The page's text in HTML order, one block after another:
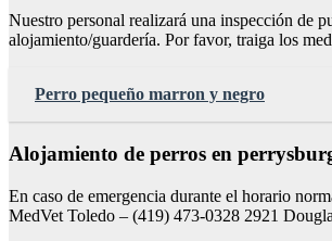
Nuestro personal realizará una inspección de
alojamiento/guardería. Por favor, traiga los
Perro pequeño marron y negro
Alojamiento de perros en
En caso de emergencia durante el horario
MedVet Toledo – (419) 473-0328 2921